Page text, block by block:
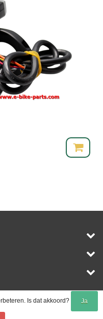
InStijl Media
Is dat akkoord? Ja